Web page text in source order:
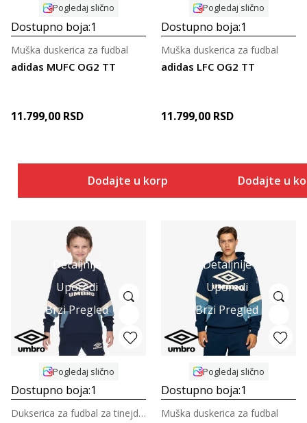
Pogledaj slično
Dostupno boja:1
adidas MUFC OG2 TT
Muška duskerica za fudbal
11.799,00 RSD
Dodajte u korpu
Pogledaj slično
Dostupno boja:1
adidas LFC OG2 TT
Muška duskerica za fudbal
11.799,00 RSD
Dodajte u
Detaljnije
Uporedi
Brzi Pregled
Pogledaj slično
Dostupno boja:1
Dukserica za fudbal za tinejdžere
Detaljnije
Uporedi
Brzi Pregled
Pogledaj slično
Dostupno boja:1
Muška duskerica za fudbal